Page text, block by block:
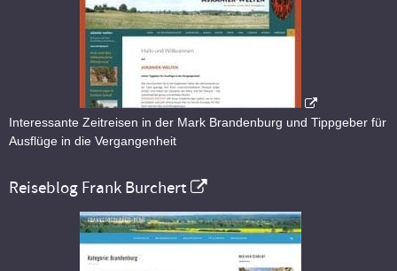
Interessante Zeitreisen in der Mark Brandenburg und Tippgeber für
Ausflüge in die Vergangenheit
Reiseblog Frank Burchert